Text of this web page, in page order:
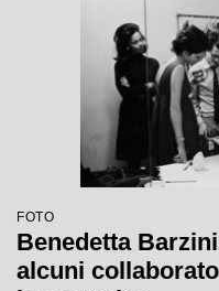
FOTO
Benedetta
alcuni